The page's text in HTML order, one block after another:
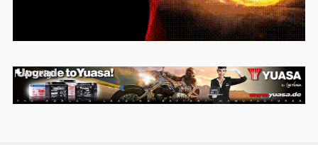
Anzeige